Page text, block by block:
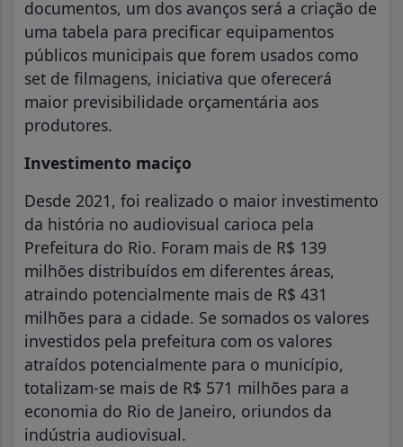
documentos, um dos avanços será a criação de
uma tabela para precificar equipamentos
públicos municipais que forem usados como
set de filmagens, iniciativa que oferecerá
maior previsibilidade orçamentária aos
produtores.
Investimento maciço
Desde 2021, foi realizado o maior investimento
da história no audiovisual carioca pela
Prefeitura do Rio. Foram mais de R$ 139
milhões distribuídos em diferentes áreas,
atraindo potencialmente mais de R$ 431
milhões para a cidade. Se somados os valores
investidos pela prefeitura com os valores
atraídos potencialmente para o município,
totalizam-se mais de R$ 571 milhões para a
economia do Rio de Janeiro, oriundos da
indústria audiovisual.